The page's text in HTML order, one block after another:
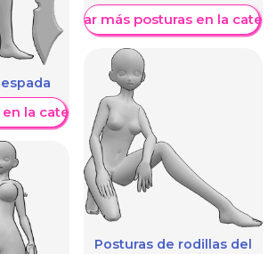
la categoría
Mostrar más posturas en la
Posturas de rodillas del